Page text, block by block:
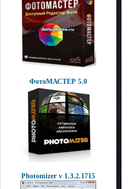
ФотоМАСТЕР 5.0
Photomizer v 1.3.2.1715